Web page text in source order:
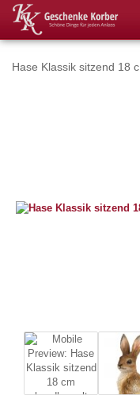
Hase Klassik sitzend 18